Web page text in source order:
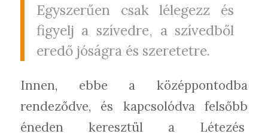
Egyszerűen csak lélegezz és
figyelj a szívedre, a szívedből
eredő jóságra és szeretetre.
Innen, ebbe a középpontodba
rendeződve, és kapcsolódva felsőbb
éneden keresztül a Létezés